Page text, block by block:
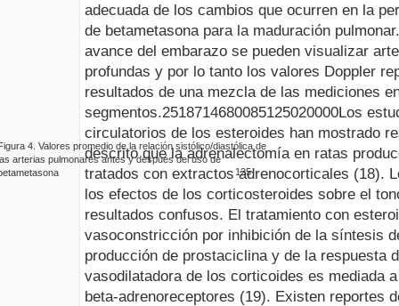
adecuada de los cambios que ocurren en la
de betametasona para la maduración
avance del embarazo se pueden visualizar
profundas y por lo tanto los valores Doppler
resultados de una mezcla de las mediciones
segmentos.2518714680085125020000
125
Los
circulatorios de los esteroides han mostrado
descrito que la adrenalectomía en ratas
tratados con extractos adrenocorticales (18).
los efectos de los corticosteroides sobre el
resultados confusos. El tratamiento con
vasoconstricción por inhibición de la síntesis
producción de prostaciclina y de la respuesta
vasodilatadora de los corticoides es mediada
beta-adrenoreceptores (19). Existen reportes
4 Valores promedio de la relación sistólico/diastólica de
arterias pulmonares antes y después del uso de